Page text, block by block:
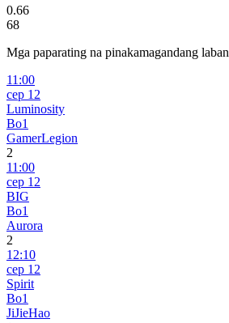
0.66
68
Mga paparating na pinakamagandang laban
11:00
сер 12
Luminosity
Bo1
GamerLegion
2
11:00
сер 12
BIG
Bo1
Aurora
2
12:10
сер 12
Spirit
Bo1
JiJieHao